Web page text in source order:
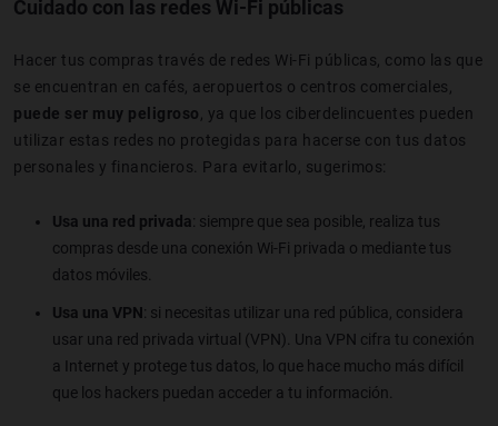
Cuidado con las redes Wi-Fi públicas
Hacer tus compras través de redes Wi-Fi públicas, como las que
se encuentran en cafés, aeropuertos o centros comerciales,
puede ser muy peligroso, ya que los ciberdelincuentes pueden
utilizar estas redes no protegidas para hacerse con tus datos
personales y financieros. Para evitarlo, sugerimos:
Usa una red privada: siempre que sea posible, realiza tus
compras desde una conexión Wi-Fi privada o mediante tus
datos móviles.
Usa una VPN: si necesitas utilizar una red pública, considera
usar una red privada virtual (VPN). Una VPN cifra tu conexión
a Internet y protege tus datos, lo que hace mucho más difícil
que los hackers puedan acceder a tu información.